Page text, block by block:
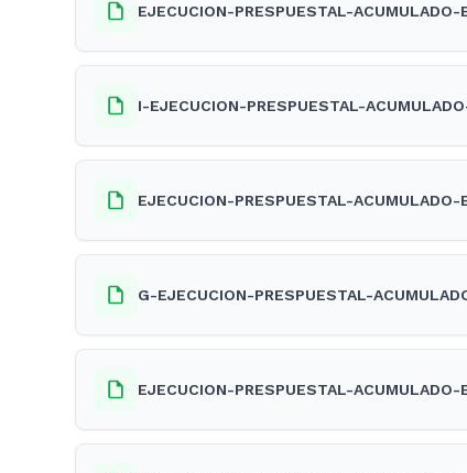
EJECUCION-PRESPUESTAL-
I-EJECUCION-PRESPUESTAL-
EJECUCION-PRESPUESTAL-
G-EJECUCION-PRESPUESTAL-
EJECUCION-PRESPUESTAL-